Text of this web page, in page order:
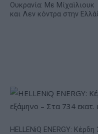
Ουκρανία: Με Μίχαϊλιουκ
και Λεν κόντρα στην
HELLENiQ ENERGY: